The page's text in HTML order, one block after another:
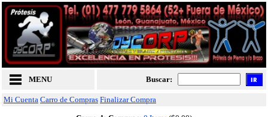
MENU Buscar:
Mi Cuenta Carro de Compras Finalizar Compra